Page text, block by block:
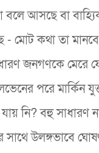
বলে আসছে বা
- মোট কথা তা
জনগণকে মেরে
পরে মার্কিন
নি? বহু সাধারণ
উলঙ্গভাবে